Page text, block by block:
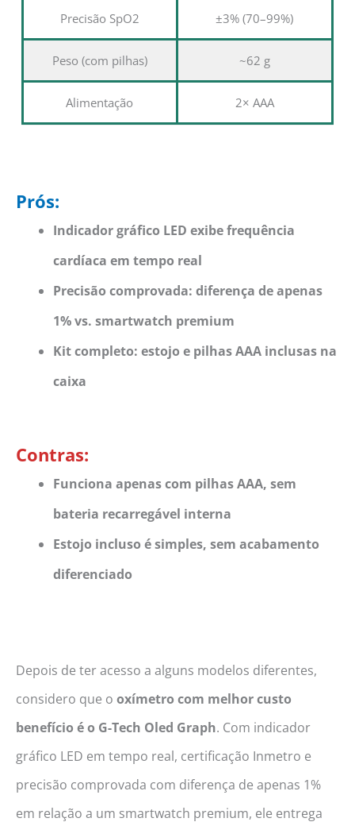
Precisão SpO2 ±3% (70–99%)
Peso (com pilhas) ~62 g
Alimentação 2× AAA
Prós:
Indicador gráfico LED exibe frequência
cardíaca em tempo real
Precisão comprovada: diferença de apenas
1% vs. smartwatch premium
Kit completo: estojo e pilhas AAA inclusas na
caixa
Contras:
Funciona apenas com pilhas AAA, sem
bateria recarregável interna
Estojo incluso é simples, sem acabamento
diferenciado
Depois de ter acesso a alguns modelos diferentes,
considero que o oxímetro com melhor custo
benefício é o G-Tech Oled Graph. Com indicador
gráfico LED em tempo real, certificação Inmetro e
precisão comprovada com diferença de apenas 1%
em relação a um smartwatch premium, ele entrega